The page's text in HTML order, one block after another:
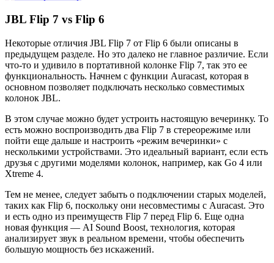
JBL Flip 7 vs Flip 6
Некоторые отличия JBL Flip 7 от Flip 6 были описаны в
предыдущем разделе. Но это далеко не главное различие. Если
что-то и удивило в портативной колонке Flip 7, так это ее
функциональность. Начнем с функции Auracast, которая в
основном позволяет подключать несколько совместимых
колонок JBL.
В этом случае можно будет устроить настоящую вечеринку. То
есть можно воспроизводить два Flip 7 в стереорежиме или
пойти еще дальше и настроить «режим вечеринки» с
несколькими устройствами. Это идеальный вариант, если есть
друзья с другими моделями колонок, например, как Go 4 или
Xtreme 4.
Тем не менее, следует забыть о подключении старых моделей,
таких как Flip 6, поскольку они несовместимы с Auracast. Это
и есть одно из преимуществ Flip 7 перед Flip 6. Еще одна
новая функция — AI Sound Boost, технология, которая
анализирует звук в реальном времени, чтобы обеспечить
большую мощность без искажений.